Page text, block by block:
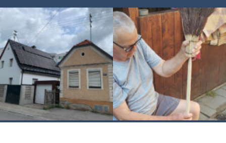
Chystáte sa zatepľovať
Ako si vyrobiť poctivú